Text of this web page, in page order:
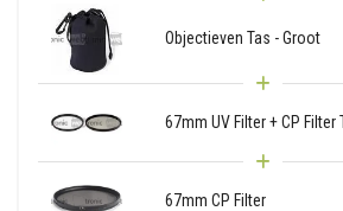
Objectieven Tas - Groot
67mm UV Filter + CP Filter
67mm CP Filter